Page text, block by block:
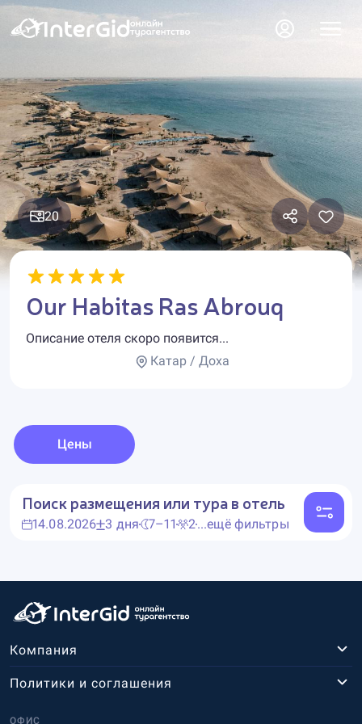
20
Our Habitas Ras Abrouq
Описание отеля скоро появится...
Катар / Доха
Цены
Поиск размещения или тура в отель
14.08.2026 3 дня 7–11 2...ещё фильтры
Компания
ОФИС
Политики и соглашения